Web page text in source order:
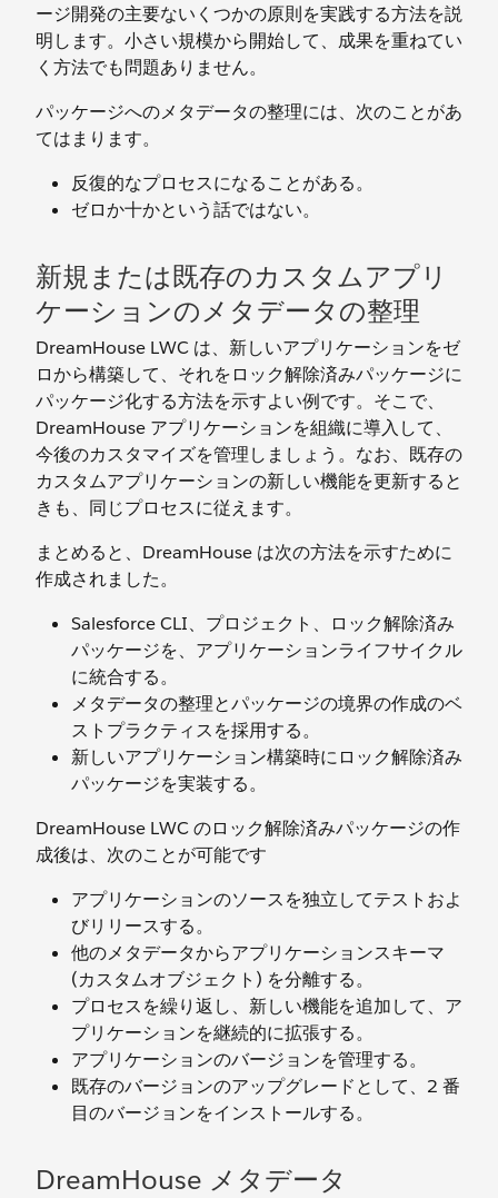
ージ開発の主要ないくつかの原則を実践する方法を説
明します。小さい規模から開始して、成果を重ねてい
く方法でも問題ありません。
パッケージへのメタデータの整理には、次のことがあ
てはまります。
反復的なプロセスになることがある。
ゼロか十かという話ではない。
新規または既存のカスタムアプリ
ケーションのメタデータの整理
DreamHouse LWC は、新しいアプリケーションをゼ
ロから構築して、それをロック解除済みパッケージに
パッケージ化する方法を示すよい例です。そこで、
DreamHouse アプリケーションを組織に導入して、
今後のカスタマイズを管理しましょう。なお、既存の
カスタムアプリケーションの新しい機能を更新すると
きも、同じプロセスに従えます。
まとめると、DreamHouse は次の方法を示すために
作成されました。
Salesforce CLI、プロジェクト、ロック解除済み
パッケージを、アプリケーションライフサイクル
に統合する。
メタデータの整理とパッケージの境界の作成のベ
ストプラクティスを採用する。
新しいアプリケーション構築時にロック解除済み
パッケージを実装する。
DreamHouse LWC のロック解除済みパッケージの作
成後は、次のことが可能です
アプリケーションのソースを独立してテストおよ
びリリースする。
他のメタデータからアプリケーションスキーマ
(カスタムオブジェクト) を分離する。
プロセスを繰り返し、新しい機能を追加して、ア
プリケーションを継続的に拡張する。
アプリケーションのバージョンを管理する。
既存のバージョンのアップグレードとして、2 番
目のバージョンをインストールする。
DreamHouse メタデータ